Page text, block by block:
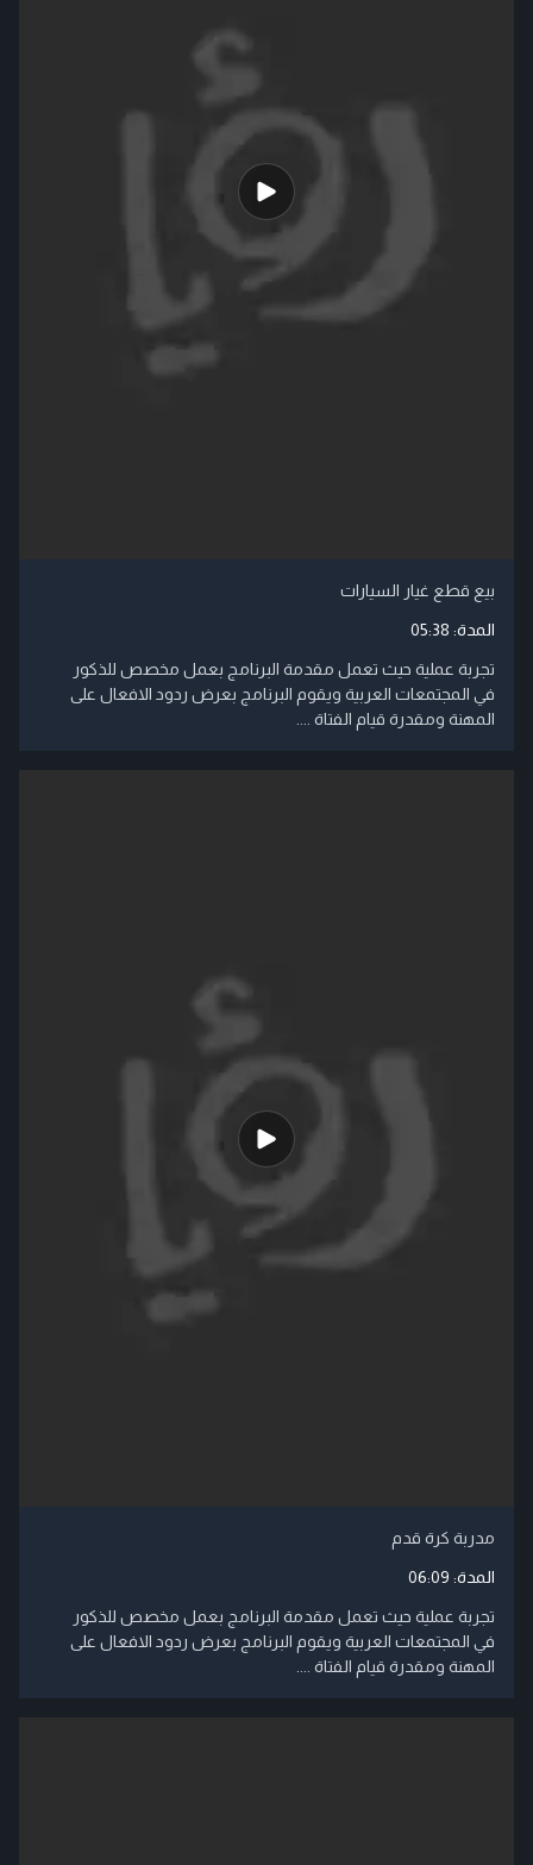
بيع قطع غيار السيارات
المدة: 05:38
تجربة عملية حيث تعمل مقدمة البرنامج بعمل مخصص للذكور
في المجتمعات العربية ويقوم البرنامج بعرض ردود الافعال على
المهنة ومقدرة قيام الفتاة ....
مدربة كرة قدم
المدة: 06:09
تجربة عملية حيث تعمل مقدمة البرنامج بعمل مخصص للذكور
في المجتمعات العربية ويقوم البرنامج بعرض ردود الافعال على
المهنة ومقدرة قيام الفتاة ....